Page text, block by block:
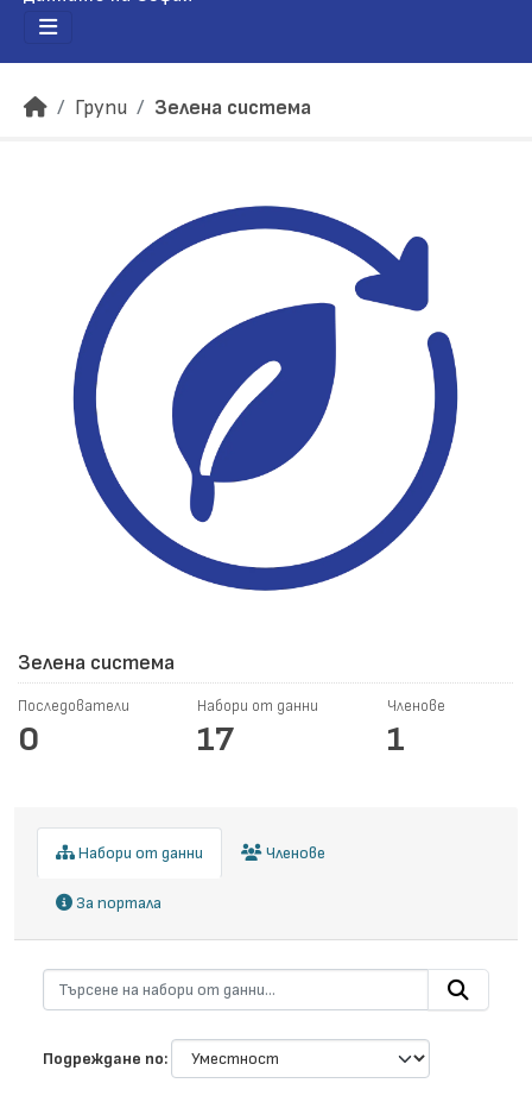
Групи Зелена система
Зелена система
Последователи
0
Набори от данни
17
Членове
1
Набори от данни Членове
За портала
Подреждане по